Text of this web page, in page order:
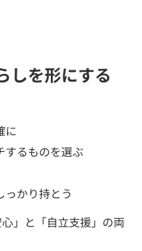
しを形にする
に
するものを選ぶ
っかり持とう
」と「自立支援」の両